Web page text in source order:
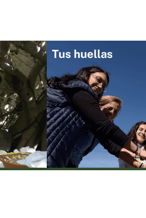
Tus huellas